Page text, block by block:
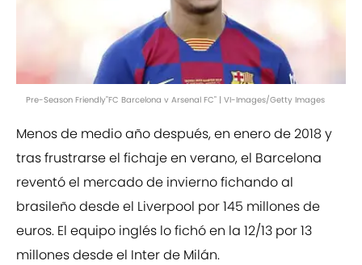
Pre-Season Friendly"FC Barcelona v Arsenal FC" | VI-Images/Getty Images
Menos de medio año después, en enero de 2018 y
tras frustrarse el fichaje en verano, el Barcelona
reventó el mercado de invierno fichando al
brasileño desde el Liverpool por 145 millones de
euros. El equipo inglés lo fichó en la 12/13 por 13
millones desde el Inter de Milán.